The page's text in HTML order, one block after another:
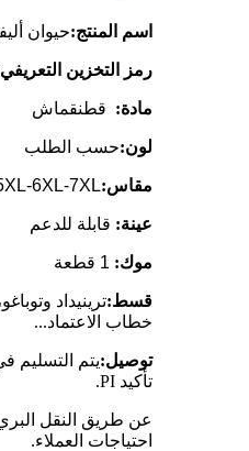
اسم المنتج:حيوان أليف
رمز التخزين
مادة: قطنقماش
لون:حسب الطلب
مقاس:6XL-7XL
عينة: قابلة للدعم
موك: 1 قطعة
قسط:ترينيداد
خطاب الاعتماد...
توصيل:
تأكيد PI.
عن طريق النقل
احتياجات العملاء.